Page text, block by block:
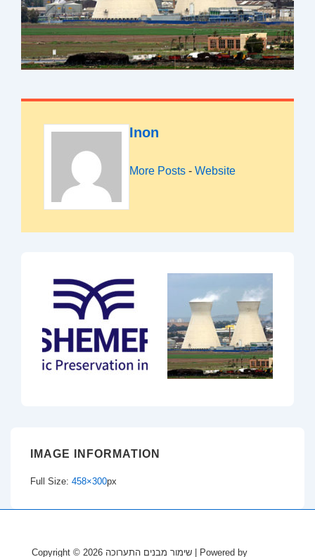
Inon
More Posts - Website
IMAGE INFORMATION
Full Size: 458×300px
Copyright © 2026 | Powered by